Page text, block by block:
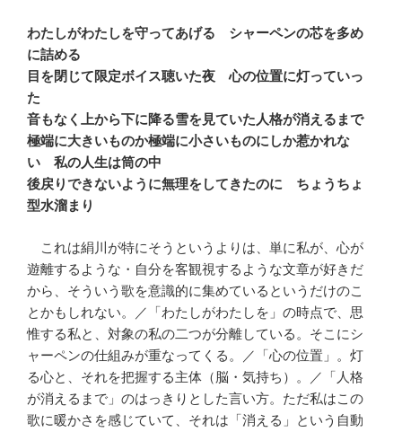
わたしがわたしを守ってあげる シャーペンの芯を多め
に詰める
目を閉じて限定ボイス聴いた夜 心の位置に灯っていっ
た
音もなく上から下に降る雪を見ていた人格が消えるまで
極端に大きいものか極端に小さいものにしか惹かれな
い 私の人生は筒の中
後戻りできないように無理をしてきたのに ちょうちょ
型水溜まり
これは絹川が特にそうというよりは、単に私が、心が
遊離するような・自分を客観視するような文章が好きだ
から、そういう歌を意識的に集めているというだけのこ
とかもしれない。／「わたしがわたしを」の時点で、思
惟する私と、対象の私の二つが分離している。そこにシ
ャーペンの仕組みが重なってくる。／「心の位置」。灯
る心と、それを把握する主体（脳・気持ち）。／「人格
が消えるまで」のはっきりとした言い方。ただ私はこの
歌に暖かさを感じていて、それは「消える」という自動